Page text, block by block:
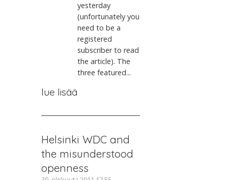
yesterday
(unfortunately you
need to be a
registered
subscriber to read
the article). The
three featured...
lue lisää
Helsinki WDC and
the misunderstood
openness